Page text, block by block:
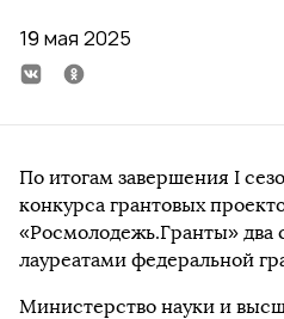
19 мая 2025
По итогам завершения I
конкурса грантовых
«Росмолодежь.Гранты» два
лауреатами федеральной
Министерство науки и